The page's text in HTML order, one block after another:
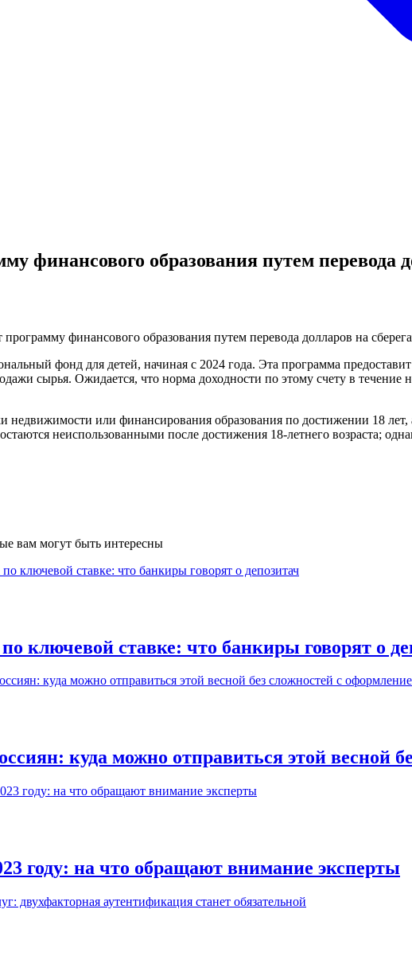
финансового образования путем перевода
фонд для детей, начиная с 2024 года. Эта программа
сырья. Ожидается, что норма доходности по этому счету в течение
недвижимости или финансирования образования по достижении 18
неиспользованными после достижения 18-летнего возраста;
вам могут быть интересны
ключевой ставке: что банкиры говорят о
куда можно отправиться этой весной
году: на что обращают внимание эксперты